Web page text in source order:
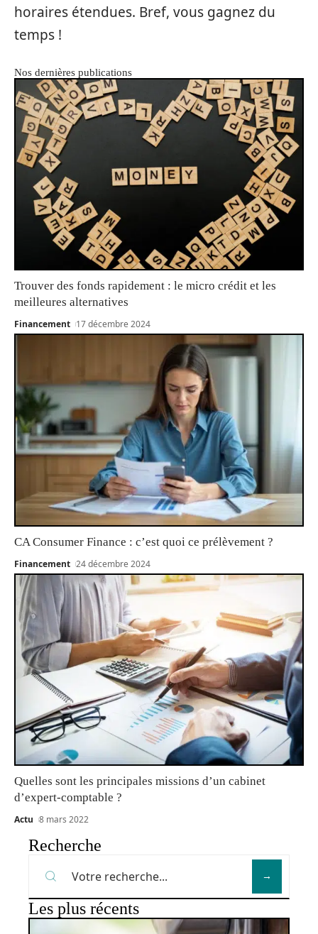
horaires étendues. Bref, vous gagnez du
temps !
Nos dernières publications
Trouver des fonds rapidement : le micro crédit et les
meilleures alternatives
Financement 17 décembre 2024
CA Consumer Finance : c’est quoi ce prélèvement ?
Financement 24 décembre 2024
Quelles sont les principales missions d’un cabinet
d’expert-comptable ?
Actu 8 mars 2022
Recherche
Les plus récents